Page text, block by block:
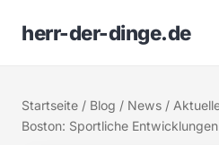
herr-der-dinge.de
Startseite / Blog / News /
Boston: Sportliche